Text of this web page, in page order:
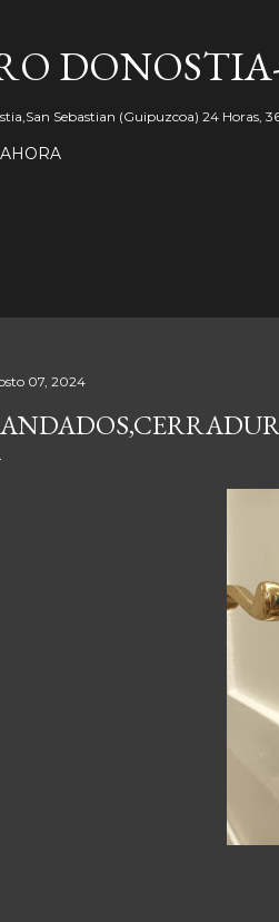
Sebastian (Guipuzcoa) 24 Horas,
07, 2024